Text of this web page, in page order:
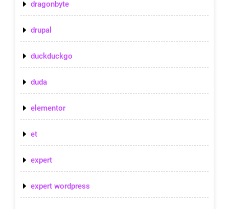
dragonbyte
drupal
duckduckgo
duda
elementor
et
expert
expert wordpress